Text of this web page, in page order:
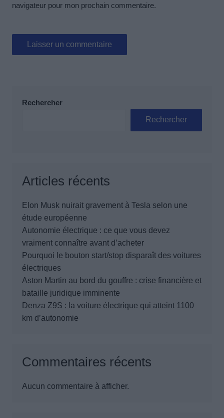
navigateur pour mon prochain commentaire.
Rechercher
Rechercher
Articles récents
Elon Musk nuirait gravement à Tesla selon une
étude européenne
Autonomie électrique : ce que vous devez
vraiment connaître avant d’acheter
Pourquoi le bouton start/stop disparaît des voitures
électriques
Aston Martin au bord du gouffre : crise financière et
bataille juridique imminente
Denza Z9S : la voiture électrique qui atteint 1100
km d’autonomie
Commentaires récents
Aucun commentaire à afficher.